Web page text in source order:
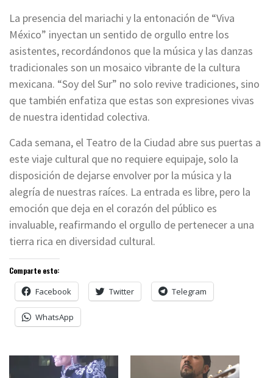
La presencia del mariachi y la entonación de “Viva
México” inyectan un sentido de orgullo entre los
asistentes, recordándonos que la música y las danzas
tradicionales son un mosaico vibrante de la cultura
mexicana. “Soy del Sur” no solo revive tradiciones, sino
que también enfatiza que estas son expresiones vivas
de nuestra identidad colectiva.
Cada semana, el Teatro de la Ciudad abre sus puertas a
este viaje cultural que no requiere equipaje, solo la
disposición de dejarse envolver por la música y la
alegría de nuestras raíces. La entrada es libre, pero la
emoción que deja en el corazón del público es
invaluable, reafirmando el orgullo de pertenecer a una
tierra rica en diversidad cultural.
Comparte esto:
Facebook Twitter Telegram
WhatsApp